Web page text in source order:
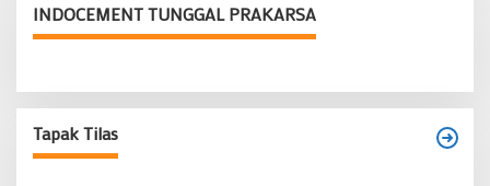
INDOCEMENT TUNGGAL PRAKARSA
Tapak Tilas